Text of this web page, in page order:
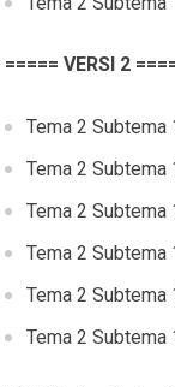
===== VERSI 2
Tema 2 Subtema
Tema 2 Subtema
Tema 2 Subtema
Tema 2 Subtema
Tema 2 Subtema
Tema 2 Subtema